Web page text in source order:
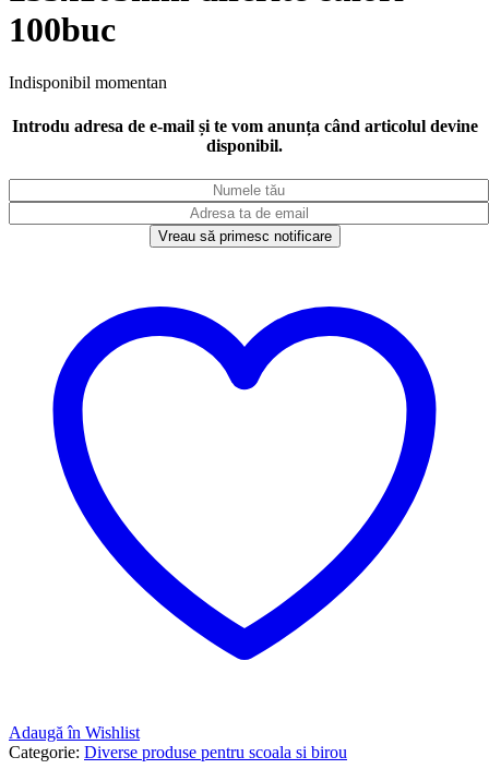
100buc
Indisponibil momentan
Introdu adresa de e-mail și te vom anunța când articolul devine
disponibil.
Vreau să primesc notificare
Adaugă în Wishlist
Categorie: Diverse produse pentru scoala si birou